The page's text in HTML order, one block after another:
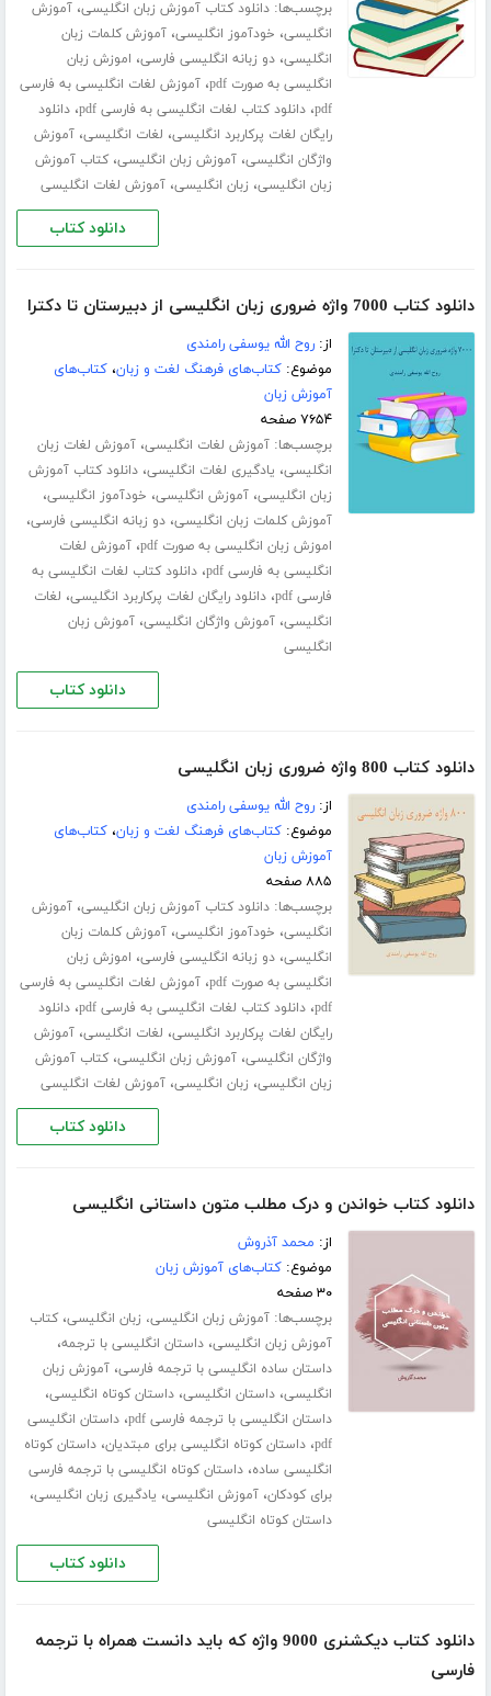
برچسب‌ها:دانلود کتاب آموزش زبان انگلیسی،آموزش
انگلیسی، خودآموز انگلیسی،آموزش کلمات زبان
انگلیسی،دو زبانه انگلیسی فارسی، اموزش زبان
انگلیسی به صورت pdf
،آموزش لغات انگلیسی به فارسی
pdf،دانلود کتاب لغات انگلیسی به فارسی pdf ،دانلود
رایگان لغات پرکاربرد انگلیسی، لغات انگلیسی،آموزش
واژگان انگلیسی،آموزش زبان انگلیسی،کتاب آموزش
زبان انگلیسی، زبان انگلیسی،آموزش لغات انگلیسی
دانلود کتاب
دانلود کتاب 7000 واژه ضروری زبان انگلیسی از دبیرستان تا دکترا
از:روح الله یوسفی رامندی
موضوع:کتاب‌های فرهنگ لغت و زبان،کتاب‌های
آموزش زبان
۷۶۵۴ صفحه
برچسب‌ها:آموزش لغات انگلیسی،آموزش لغات زبان
انگلیسی، یادگیری لغات انگلیسی،دانلود کتاب آموزش
زبان انگلیسی،آموزش انگلیسی، خودآموز انگلیسی،
آموزش کلمات زبان انگلیسی،دو زبانه انگلیسی فارسی،
اموزش زبان انگلیسی به صورت pdf ،آموزش لغات
انگلیسی به فارسی pdf
،دانلود کتاب لغات انگلیسی به
فارسی pdf
،دانلود رایگان لغات پرکاربرد انگلیسی، لغات
انگلیسی،آموزش واژگان انگلیسی،آموزش زبان
انگلیسی
دانلود کتاب
دانلود کتاب 800 واژه ضروری زبان انگلیسی
از:روح الله یوسفی رامندی
موضوع:کتاب‌های فرهنگ لغت و زبان،کتاب‌های
آموزش زبان
۸۸۵ صفحه
برچسب‌ها:دانلود کتاب آموزش زبان انگلیسی،آموزش
انگلیسی، خودآموز انگلیسی،آموزش کلمات زبان
انگلیسی،دو زبانه انگلیسی فارسی، اموزش زبان
انگلیسی به صورت pdf
،آموزش لغات انگلیسی به فارسی
pdf،دانلود کتاب لغات انگلیسی به فارسی pdf ،دانلود
رایگان لغات پرکاربرد انگلیسی، لغات انگلیسی،آموزش
واژگان انگلیسی،آموزش زبان انگلیسی،کتاب آموزش
زبان انگلیسی، زبان انگلیسی،آموزش لغات انگلیسی
دانلود کتاب
دانلود کتاب خواندن و درک مطلب متون داستانی انگلیسی
از: محمد آذروش
موضوع:کتاب‌های آموزش زبان
۳۰ صفحه
برچسب‌ها:آموزش زبان انگلیسی، زبان انگلیسی،کتاب
آموزش زبان انگلیسی،داستان انگلیسی با ترجمه،
داستان ساده انگلیسی با ترجمه فارسی،آموزش زبان
انگلیسی،داستان انگلیسی،داستان کوتاه انگلیسی،
داستان انگلیسی با ترجمه فارسی pdf ،داستان انگلیسی
pdf،داستان کوتاه انگلیسی برای مبتدیان،داستان کوتاه
انگلیسی ساده،داستان کوتاه انگلیسی با ترجمه فارسی
برای کودکان،آموزش انگلیسی، یادگیری زبان انگلیسی،
داستان کوتاه انگلیسی
دانلود کتاب
دانلود کتاب دیکشنری 9000 واژه که باید دانست همراه با ترجمه
فارسی